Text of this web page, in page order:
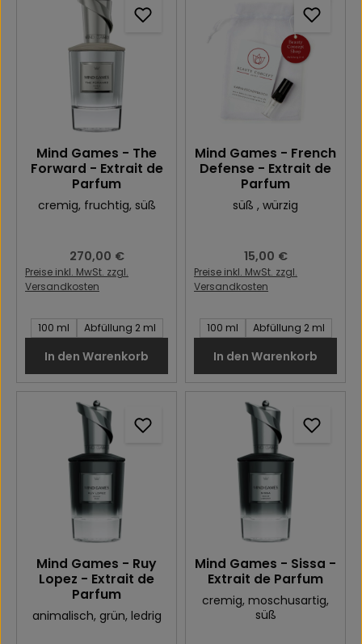
Mind Games - The
Forward - Extrait de
Parfum
cremig, fruchtig, süß
Regulärer Preis:
270,00 €
Preise inkl. MwSt. zzgl.
Versandkosten
Inhalt des Artikel:
100 ml Abfüllung 2 ml
In den Warenkorb
Mind Games - French
Defense - Extrait de
Parfum
süß , würzig
Regulärer Preis:
15,00 €
Preise inkl. MwSt. zzgl.
Versandkosten
Inhalt des Artikel:
100 ml Abfüllung 2 ml
In den Warenkorb
Mind Games - Ruy
Lopez - Extrait de
Parfum
animalisch, grün, ledrig
Mind Games - Sissa -
Extrait de Parfum
cremig, moschusartig,
süß